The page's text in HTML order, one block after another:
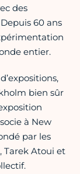
des
60 ans
entier.
bien sûr
à New
par les
Tarek Atoui et